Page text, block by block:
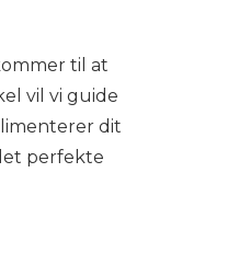
til at
vil vi guide
dit
perfekte